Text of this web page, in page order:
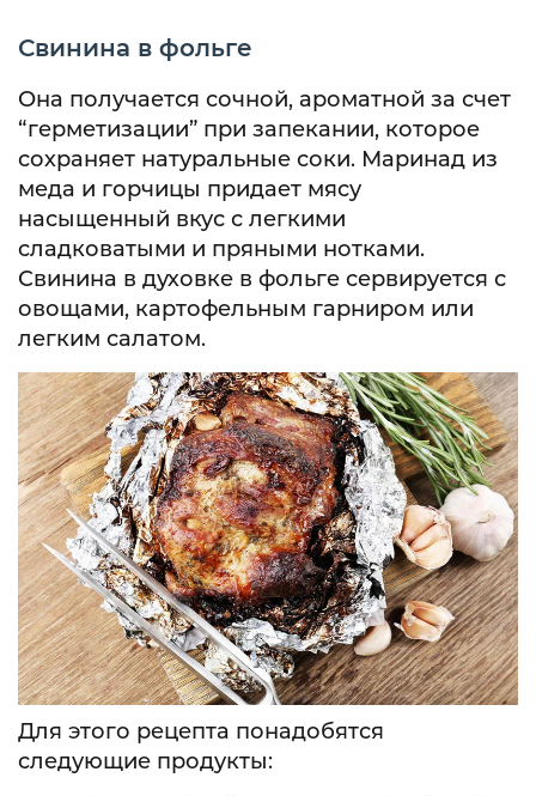
Свинина в фольге
Она получается сочной, ароматной за счет
“герметизации” при запекании, которое
сохраняет натуральные соки. Маринад из
меда и горчицы придает мясу
насыщенный вкус с легкими
сладковатыми и пряными нотками.
Свинина в духовке в фольге сервируется с
овощами, картофельным гарниром или
легким салатом.
Для этого рецепта понадобятся
следующие продукты: